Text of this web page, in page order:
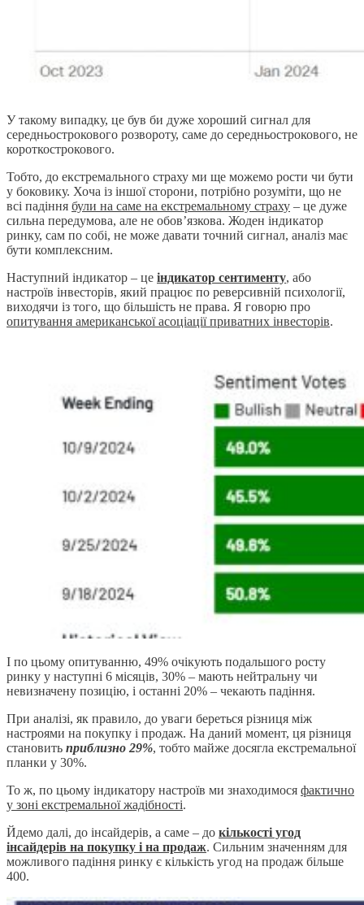
У такому випадку, це був би дуже хороший сигнал для
середньострокового розвороту, саме до середньострокового, не
короткострокового.
Тобто, до екстремального страху ми ще можемо рости чи бути
у боковику. Хоча із іншої сторони, потрібно розуміти, що не
всі падіння були на саме на екстремальному страху – це дуже
сильна передумова, але не обов’язкова. Жоден індикатор
ринку, сам по собі, не може давати точний сигнал, аналіз має
бути комплексним.
Наступний індикатор – це індикатор сентименту, або
настроїв інвесторів, який працює по реверсивній психології,
виходячи із того, що більшість не права. Я говорю про
опитування американської асоціації приватних інвесторів.
І по цьому опитуванню, 49% очікують подальшого росту
ринку у наступні 6 місяців, 30% – мають нейтральну чи
невизначену позицію, і останні 20% – чекають падіння.
При аналізі, як правило, до уваги береться різниця між
настроями на покупку і продаж. На даний момент, ця різниця
становить приблизно 29%, тобто майже досягла екстремальної
планки у 30%.
То ж, по цьому індикатору настроїв ми знаходимося фактично
у зоні екстремальної жадібності.
Йдемо далі, до інсайдерів, а саме – до кількості угод
інсайдерів на покупку і на продаж. Сильним значенням для
можливого падіння ринку є кількість угод на продаж більше
400.